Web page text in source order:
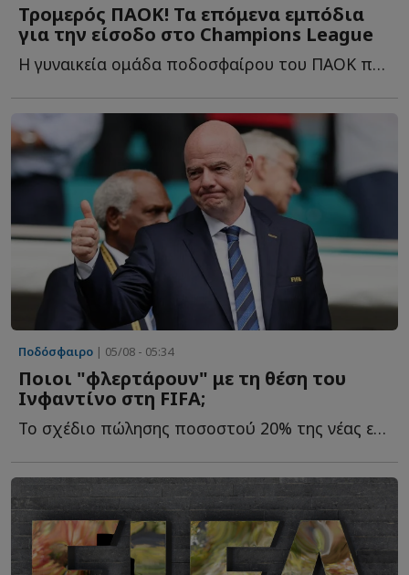
Τρομερός ΠΑΟΚ! Τα επόμενα εμπόδια
για την είσοδο στο Champions League
Η γυναικεία ομάδα ποδοσφαίρου του ΠΑΟΚ προκρίθηκε σ...
Ποδόσφαιρο | 05/08 - 05:34
Ποιοι "φλερτάρουν" με τη θέση του
Ινφαντίνο στη FIFA;
Το σχέδιο πώλησης ποσοστού 20% της νέας εμπορικής εταιρείας τ...